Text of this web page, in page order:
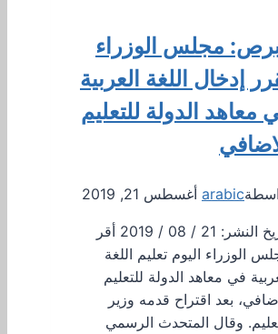
مجلس الوزراء
إدخال اللغة العربية
معاهد الدولة للتعليم
arabic أغسطس 21, 2019
تاريخ النشر: 21 / 08 / 2019 أقر
الوزراء اليوم تعليم اللغة
في معاهد الدولة للتعليم
بعد اقتراح قدمه وزير
وقال المتحدث الرسمي